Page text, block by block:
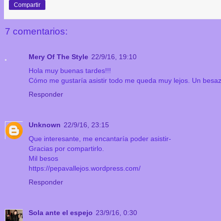
Compartir
7 comentarios:
Mery Of The Style 22/9/16, 19:10
Hola muy buenas tardes!!!
Cómo me gustaría asistir todo me queda muy lejos. Un
Responder
Unknown 22/9/16, 23:15
Que interesante, me encantaría poder asistir-
Gracias por compartirlo.
Mil besos
https://pepavallejos.wordpress.com/
Responder
Sola ante el espejo 23/9/16, 0:30